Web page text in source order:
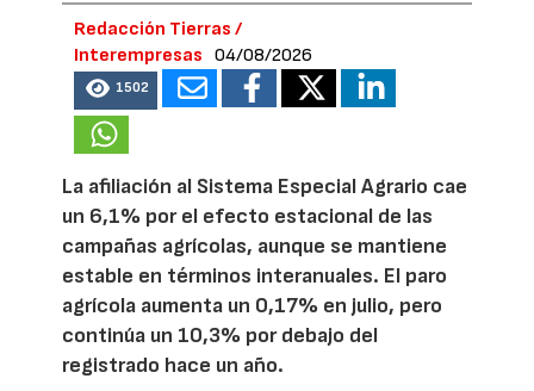
Redacción Tierras /
Interempresas
04/08/2026
1502
La afiliación al Sistema Especial Agrario cae
un 6,1% por el efecto estacional de las
campañas agrícolas, aunque se mantiene
estable en términos interanuales. El paro
agrícola aumenta un 0,17% en julio, pero
continúa un 10,3% por debajo del
registrado hace un año.